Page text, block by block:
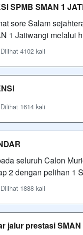
SPMB SMAN 1
sore Salam
1 Jatiwangi melalui
4102 kali
1614 kali
seluruh Calon
2 dengan pelihan 1
1888 kali
jalur prestasi